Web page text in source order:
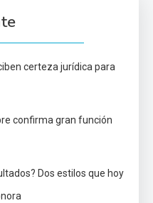
certeza jurídica para
confirma gran función
Dos estilos que hoy